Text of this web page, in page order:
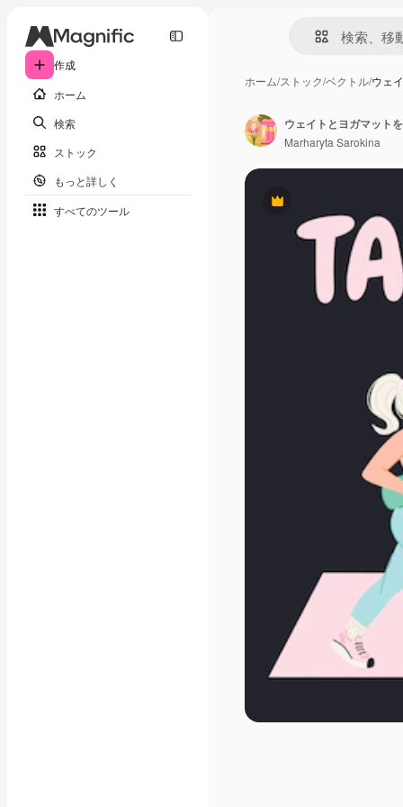
作成
ホーム
検索
ストック
もっと詳しく
すべてのツール
ホーム/ストック/ベクトル/ウェ
Premium
ウェイトとヨガマット
Marharyta Sarokina